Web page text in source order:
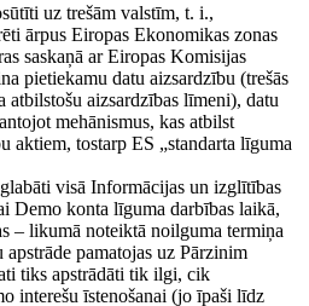
uz trešām valstīm, t. i.,
ārpus Eiropas Ekonomikas zonas
saskaņā ar Eiropas Komisijas
pietiekamu datu aizsardzību (trešās
atbilstošu aizsardzības līmeni), datu
mehānismus, kas atbilst
aktiem, tostarp ES „standarta līguma
visā Informācijas un izglītības
Demo konta līguma darbības laikā,
– likumā noteiktā noilguma termiņa
pamatojas uz Pārzinim
tiks apstrādāti tik ilgi, cik
interešu īstenošanai (jo īpaši līdz